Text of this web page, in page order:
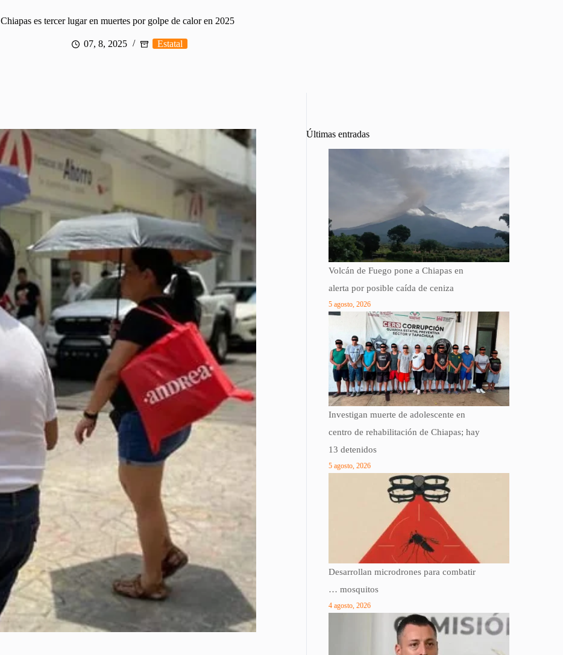
Chiapas es tercer lugar en muertes por golpe de calor en 2025
07, 8, 2025 Estatal
Últimas entradas
Volcán de Fuego pone a Chiapas en
alerta por posible caída de ceniza
5 agosto, 2026
Investigan muerte de adolescente en
centro de rehabilitación de Chiapas; hay
13 detenidos
5 agosto, 2026
Desarrollan microdrones para combatir
… mosquitos
4 agosto, 2026